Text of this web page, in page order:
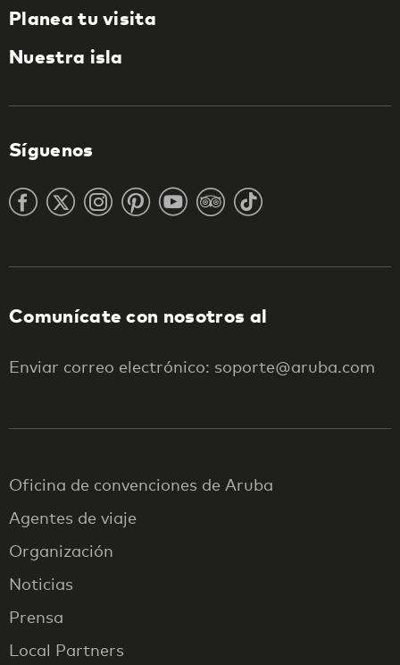
Planea tu visita
Nuestra isla
Síguenos
Comunícate con nosotros al
Enviar correo electrónico: soporte@aruba.com
Oficina de convenciones de Aruba
Agentes de viaje
Organización
Noticias
Prensa
Local Partners